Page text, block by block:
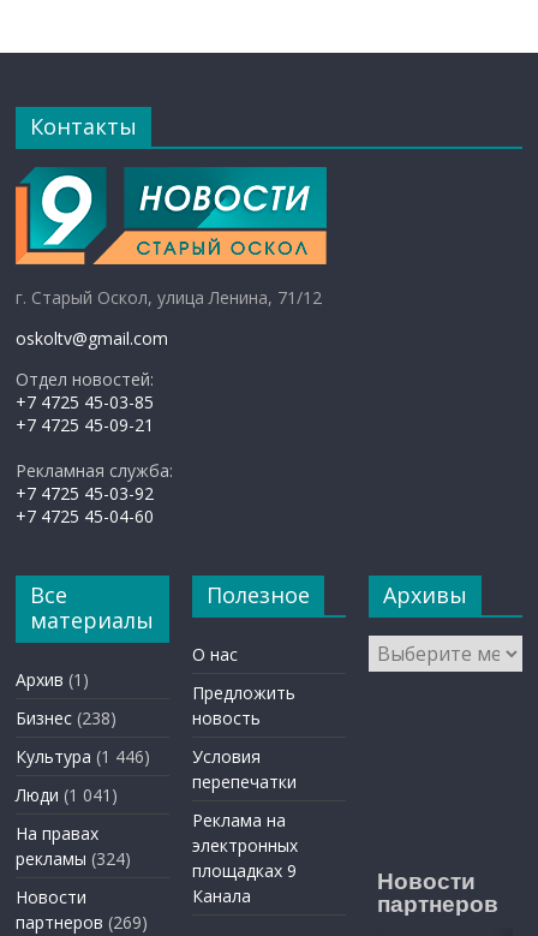
Контакты
г. Старый Оскол, улица Ленина, 71/12
oskoltv@gmail.com
Отдел новостей:
+7 4725 45-03-85
+7 4725 45-09-21
Рекламная служба:
+7 4725 45-03-92
+7 4725 45-04-60
Все
материалы
Архив (1)
Бизнес (238)
Культура (1 446)
Люди (1 041)
На правах
рекламы (324)
Новости
партнеров (269)
Полезное
О нас
Предложить
новость
Условия
перепечатки
Реклама на
электронных
площадках 9
Канала
Архивы
Архивы
Новости
партнеров